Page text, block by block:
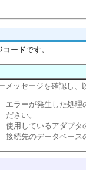
ードです。
メッセージを確認し
エラーが発生した処
ださい。
使用しているアダプタ
接続先のデータベース